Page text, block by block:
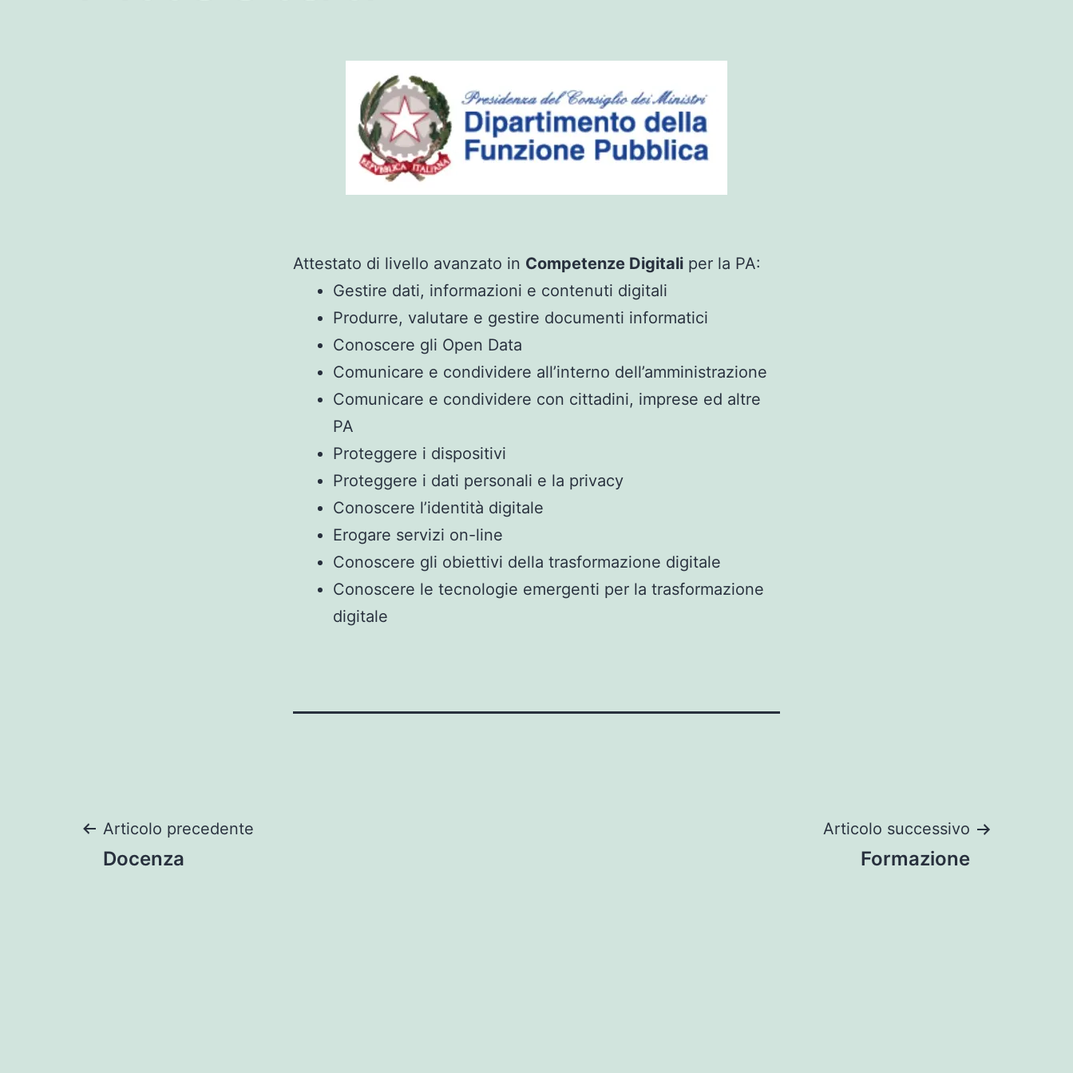
Attestato di livello avanzato in Competenze Digitali per la PA:
Gestire dati, informazioni e contenuti digitali
Produrre, valutare e gestire documenti informatici
Conoscere gli Open Data
Comunicare e condividere all’interno dell’amministrazione
Comunicare e condividere con cittadini, imprese ed altre
PA
Proteggere i dispositivi
Proteggere i dati personali e la privacy
Conoscere l’identità digitale
Erogare servizi on-line
Conoscere gli obiettivi della trasformazione digitale
Conoscere le tecnologie emergenti per la trasformazione
digitale
Navigazione
Articolo precedente
Docenza
Articolo successivo
Formazione